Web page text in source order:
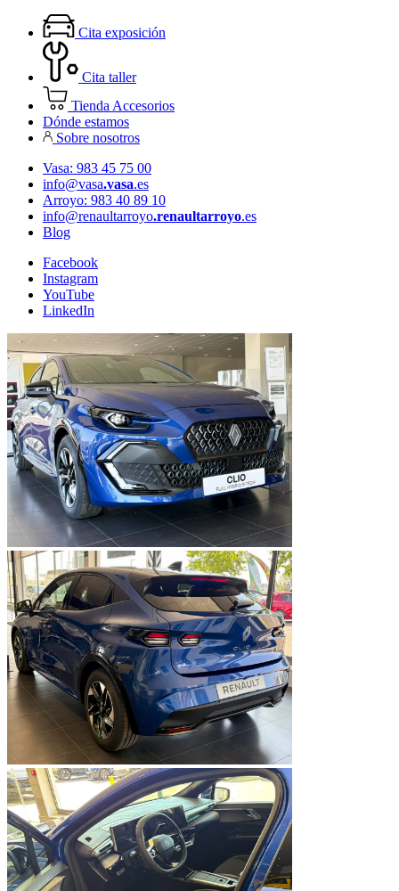
Cita exposición
Cita taller
Tienda Accesorios
Dónde estamos
Sobre nosotros
Vasa: 983 45 75 00
info@vasa.vasa.es
Arroyo: 983 40 89 10
info@renaultarroyo.renaultarroyo.es
Blog
Facebook
Instagram
YouTube
LinkedIn